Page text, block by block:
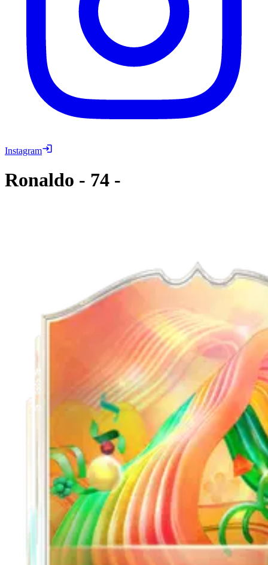
Instagram
Ronaldo - 74 -